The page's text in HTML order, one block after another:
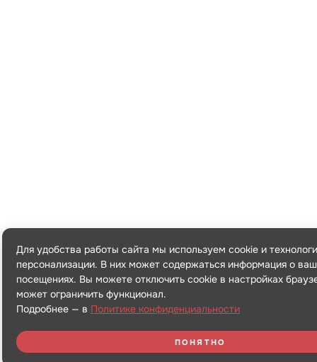
Для удобства работы сайта мы используем cookie и
персонализации. В них может содержаться информация о
посещениях. Вы можете отключить cookie в настройках
может ограничить функционал.
Подробнее — в Политике конфиденциальности
ПОНЯТНО